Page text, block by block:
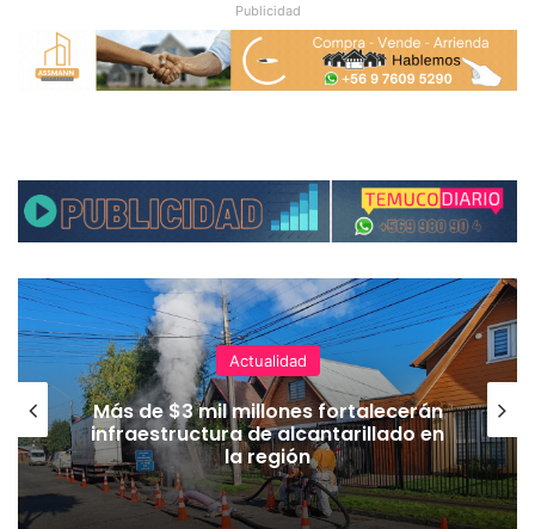
Publicidad
Actualidad
Más de $3 mil millones fortalecerán
infraestructura de alcantarillado en
la región